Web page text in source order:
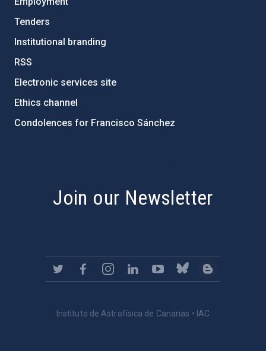
Tenders
Institutional branding
RSS
Electronic services site
Ethics channel
Condolences for Francisco Sánchez
Join our Newsletter
Instituto de Astrofísica de Canarias • IAC